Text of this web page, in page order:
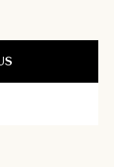
biologique
extérieurs,
vos tâches
un rideau